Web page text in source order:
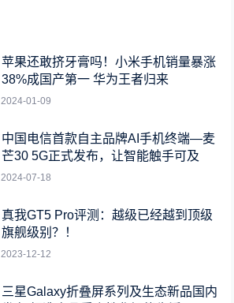
苹果还敢挤牙膏吗！小米手机销量暴涨
38%成国产第一 华为王者归来
2024-01-09
中国电信首款自主品牌AI手机终端—麦
芒30 5G正式发布，让智能触手可及
2024-07-18
真我GT5 Pro评测：越级已经越到顶级
旗舰级别？！
2023-12-12
三星Galaxy折叠屏系列及生态新品国内